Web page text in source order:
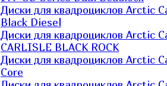
Диски для квадроциклов Arctic
Black Diesel
Диски для квадроциклов Arctic
CARLISLE BLACK ROCK
Диски для квадроциклов Arctic
Core